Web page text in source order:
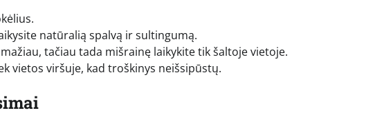
natūralią spalvą ir sultingumą.
tačiau tada mišrainę laikykite tik šaltoje vietoje.
vietos viršuje, kad troškinys neišsipūstų.